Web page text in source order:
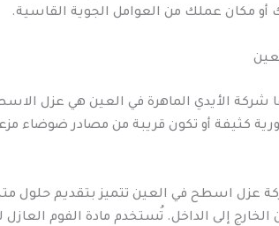
أو مكان عملك من العوامل الجوية القاسية.
شركة الأيدي الماهرة في العين هي عزل
كثيفة أو تكون قريبة من مصادر ضوضاء
عزل اسطح في العين تتميز بتقديم حلول
الخارج إلى الداخل. تُستخدم مادة الفوم